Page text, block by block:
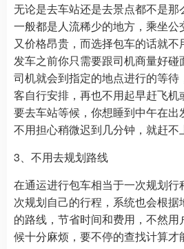
无论是去车站还是去景点都不是那
一般都是人流稀少的地方，乘坐公
又价格昂贵，而选择包车的话就
发车之前你只需要跟司机商量好碰
司机就会到指定的地点进行的等待
客自行安排，再也不用起早赶飞
要去车站等候，你想睡到中午在
不用担心稍微迟到几分钟，就赶不
3、不用去规划路线
在通运进行包车相当于一次规划行
次规划自己的行程，系统也会根
的路线，节省时间和费用，不然
候十分麻烦，要不停的查找计算才